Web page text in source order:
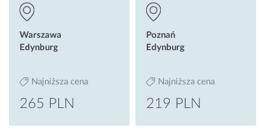
Warszawa
Edynburg
Najniższa cena
265 PLN
Poznań
Edynburg
Najniższa cena
219 PLN